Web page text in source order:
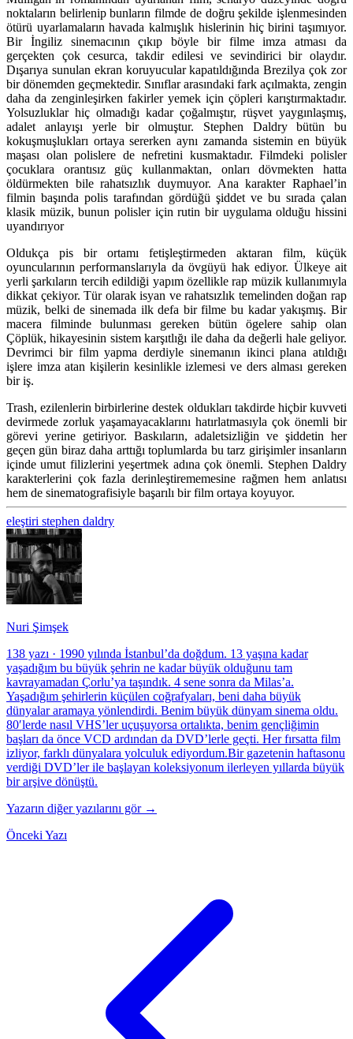
noktaların belirlenip bunların filmde de doğru şekilde işlenmesinden
ötürü uyarlamaların havada kalmışlık hislerinin hiç birini taşımıyor.
Bir İngiliz sinemacının çıkıp böyle bir filme imza atması da
gerçekten çok cesurca, takdir edilesi ve sevindirici bir olaydır.
Dışarıya sunulan ekran koruyucular kapatıldığında Brezilya çok zor
bir dönemden geçmektedir. Sınıflar arasındaki fark açılmakta, zengin
daha da zenginleşirken fakirler yemek için çöpleri karıştırmaktadır.
Yolsuzluklar hiç olmadığı kadar çoğalmıştır, rüşvet yaygınlaşmış,
adalet anlayışı yerle bir olmuştur. Stephen Daldry bütün bu
kokuşmuşlukları ortaya sererken aynı zamanda sistemin en büyük
maşası olan polislere de nefretini kusmaktadır. Filmdeki polisler
çocuklara orantısız güç kullanmaktan, onları dövmekten hatta
öldürmekten bile rahatsızlık duymuyor. Ana karakter Raphael’in
filmin başında polis tarafından gördüğü şiddet ve bu sırada çalan
klasik müzik, bunun polisler için rutin bir uygulama olduğu hissini
uyandırıyor
Oldukça pis bir ortamı fetişleştirmeden aktaran film, küçük
oyuncularının performanslarıyla da övgüyü hak ediyor. Ülkeye ait
yerli şarkıların tercih edildiği yapım özellikle rap müzik kullanımıyla
dikkat çekiyor. Tür olarak isyan ve rahatsızlık temelinden doğan rap
müzik, belki de sinemada ilk defa bir filme bu kadar yakışmış. Bir
macera filminde bulunması gereken bütün ögelere sahip olan
Çöplük, hikayesinin sistem karşıtlığı ile daha da değerli hale geliyor.
Devrimci bir film yapma derdiyle sinemanın ikinci plana atıldığı
işlere imza atan kişilerin kesinlikle izlemesi ve ders alması gereken
bir iş.
Trash, ezilenlerin birbirlerine destek oldukları takdirde hiçbir kuvveti
devirmede zorluk yaşamayacaklarını hatırlatmasıyla çok önemli bir
görevi yerine getiriyor. Baskıların, adaletsizliğin ve şiddetin her
geçen gün biraz daha arttığı toplumlarda bu tarz girişimler insanların
içinde umut filizlerini yeşertmek adına çok önemli. Stephen Daldry
karakterlerini çok fazla derinleştirememesine rağmen hem anlatısı
hem de sinematografisiyle başarılı bir film ortaya koyuyor.
eleştiri stephen daldry
Nuri Şimşek
138 yazı · 1990 yılında İstanbul’da doğdum. 13 yaşına kadar
yaşadığım bu büyük şehrin ne kadar büyük olduğunu tam
kavrayamadan Çorlu’ya taşındık. 4 sene sonra da Milas’a.
Yaşadığım şehirlerin küçülen coğrafyaları, beni daha büyük
dünyalar aramaya yönlendirdi. Benim büyük dünyam sinema oldu.
80′lerde nasıl VHS’ler uçuşuyorsa ortalıkta, benim gençliğimin
başları da önce VCD ardından da DVD’lerle geçti. Her fırsatta film
izliyor, farklı dünyalara yolculuk ediyordum.Bir gazetenin haftasonu
verdiği DVD’ler ile başlayan koleksiyonum ilerleyen yıllarda büyük
bir arşive dönüştü.
Yazarın diğer yazılarını gör →
Önceki Yazı